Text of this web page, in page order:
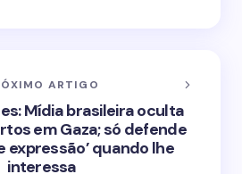
ARTIGO
Mídia brasileira oculta
em Gaza; só defende
expressão’ quando lhe
interessa